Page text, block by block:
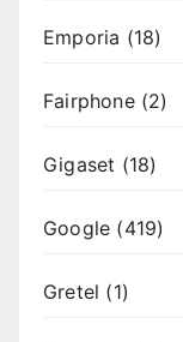
Emporia (18)
Fairphone(2)
Gigaset (18)
Google (419)
Gretel (1)